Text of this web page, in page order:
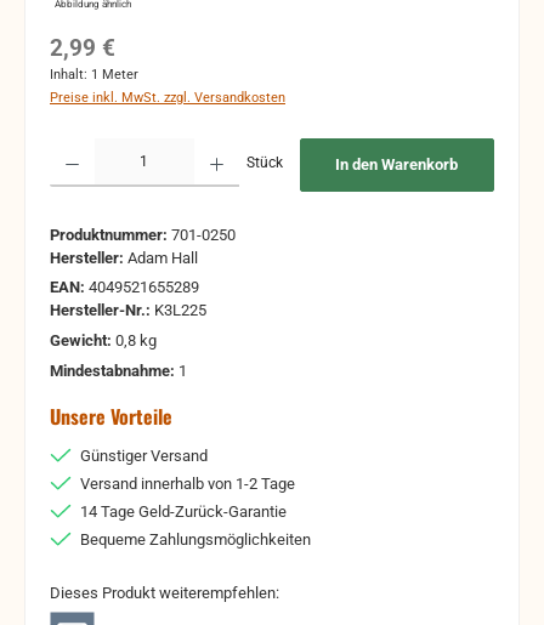
Abbildung ähnlich
Regulärer Preis:
2,99 €
Inhalt: 1 Meter
Preise inkl. MwSt. zzgl. Versandkosten
Stück In den Warenkorb
Produktnummer: 701-0250
Hersteller: Adam Hall
EAN: 4049521655289
Hersteller-Nr.: K3L225
Gewicht: 0,8 kg
Mindestabnahme: 1
Unsere Vorteile
Günstiger Versand
Versand innerhalb von 1-2 Tage
14 Tage Geld-Zurück-Garantie
Bequeme Zahlungsmöglichkeiten
Dieses Produkt weiterempfehlen: